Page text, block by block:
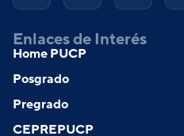
Enlaces de Interés
Home PUCP
Posgrado
Pregrado
CEPREPUCP